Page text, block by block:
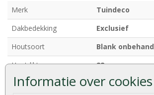
Informatie over cookies
Merk
Tuindeco
Dakbedekking
Exclusief
Houtsoort
Blank
Houtdikte
28 mm
Afmetingen
350 x 300 cm